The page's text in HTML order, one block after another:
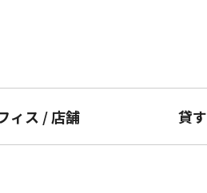
ィス /店舗 貸す